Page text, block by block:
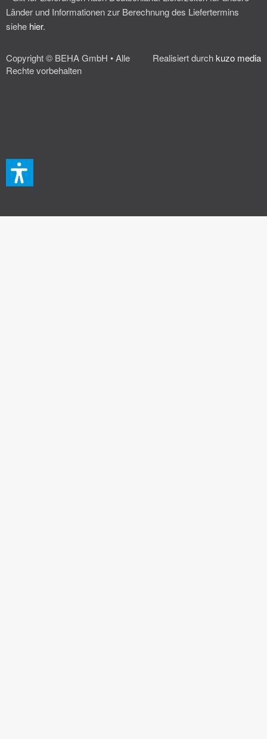
Länder und Informationen zur Berechnung des Liefertermins
siehe hier.
Copyright © BEHA GmbH • Alle
Rechte vorbehalten
Realisiert durchkuzo media